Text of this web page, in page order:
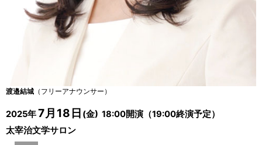
渡邉結城 （フリーアナウンサー）
2025年7月18日 (金) 18:00開演（19:00終演予定）
太宰治文学サロン